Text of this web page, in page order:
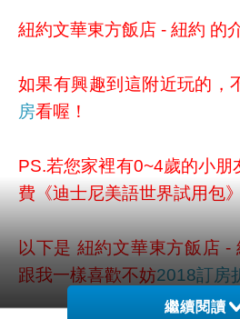
紐約文華東方飯店 - 紐約 的
如果有興趣到這附近玩的，
房看喔！
PS.若您家裡有0~4歲的小朋
費《迪士尼美語世界試用包》
以下是 紐約文華東方飯店 -
跟我一樣喜歡不妨2018訂房
繼續閱讀